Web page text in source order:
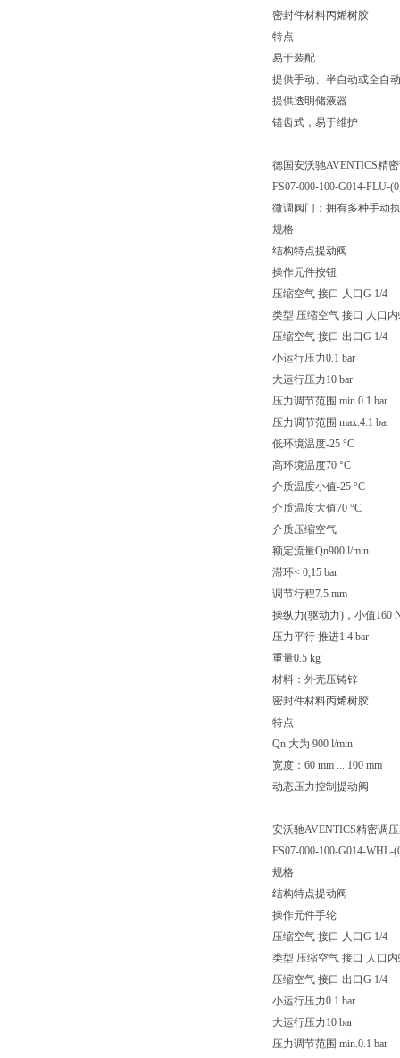
密封件材料丙烯树胶
特点
易于装配
提供手动、半自动或全自
提供透明储液器
错齿式，易于维护
德国安沃驰AVENTICS精
FS07-000-100-G014-PLU-
微调阀门：拥有多种手动
规格
结构特点提动阀
操作元件按钮
压缩空气 接口 人口G 1/4
类型 压缩空气 接口 人口
压缩空气 接口 出口G 1/4
小运行压力0.1 bar
大运行压力10 bar
压力调节范围 min.0.1 bar
压力调节范围 max.4.1 bar
低环境温度-25 °C
高环境温度70 °C
介质温度小值-25 °C
介质温度大值70 °C
介质压缩空气
额定流量Qn900 l/min
滞环< 0,15 bar
调节行程7.5 mm
操纵力(驱动力)，小值160
压力平行 推进1.4 bar
重量0.5 kg
材料：外壳压铸锌
密封件材料丙烯树胶
特点
Qn 大为 900 l/min
宽度：60 mm ... 100 mm
动态压力控制提动阀
安沃驰AVENTICS精密调压
FS07-000-100-G014-WHL-
规格
结构特点提动阀
操作元件手轮
压缩空气 接口 人口G 1/4
类型 压缩空气 接口 人口
压缩空气 接口 出口G 1/4
小运行压力0.1 bar
大运行压力10 bar
压力调节范围 min.0.1 bar